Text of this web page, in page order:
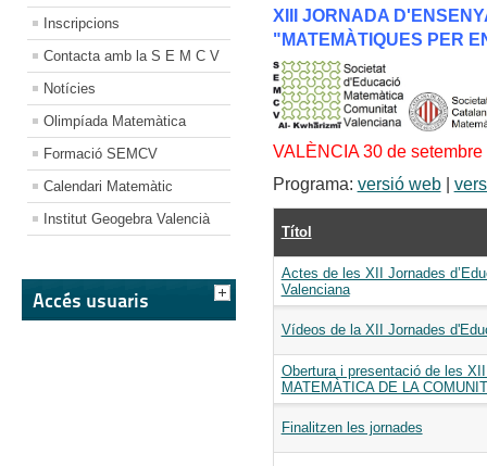
Inscripcions
Contacta amb la S E M C V
Notícies
Olimpíada Matemàtica
Formació SEMCV
Calendari Matemàtic
Institut Geogebra Valencià
Accés usuaris
XIII JORNADA
"MATEMÀTIQUES PER
VALÈNCIA 30 de
Programa: versió web|
Títol
Actes de les XII Jornades
Valenciana
Vídeos de la XII Jornades
Obertura i presentació de les
MATEMÀTICA DE LA
Finalitzen les jornades